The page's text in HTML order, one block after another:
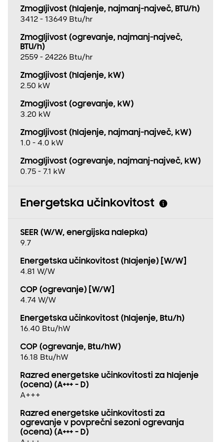
Zmogljivost (hlajenje, najmanj−največ, BTU/h)
3412 - 13649 Btu/hr
Zmogljivost (ogrevanje, najmanj−največ,
BTU/h)
2559 - 24226 Btu/hr
Zmogljivost (hlajenje, kW)
2.50 kW
Zmogljivost (ogrevanje, kW)
3.20 kW
Zmogljivost (hlajenje, najmanj−največ, kW)
1.0 - 4.0 kW
Zmogljivost (ogrevanje, najmanj−največ, kW)
0.75 - 7.1 kW
Energetska učinkovitost
SEER (W/W, energijska nalepka)
9.7
Energetska učinkovitost (hlajenje) [W/W]
4.81 W/W
COP (ogrevanje) [W/W]
4.74 W/W
Energetska učinkovitost (hlajenje, Btu/h)
16.40 Btu/hW
COP (ogrevanje, Btu/hW)
16.18 Btu/hW
Razred energetske učinkovitosti za hlajenje
(ocena) (A+++ - D)
A+++
Razred energetske učinkovitosti za
ogrevanje v povprečni sezoni ogrevanja
(ocena) (A+++ - D)